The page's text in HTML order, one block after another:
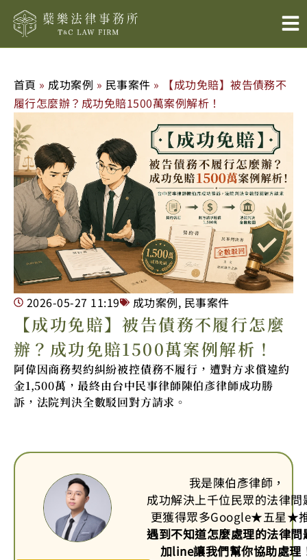
首頁 » 成功案例 » 民事案件 »
【成功免賠】被告債務不
履行怎麼辦？成功免賠1500萬案例解析！
2026-05-27 11:19 成功案例, 民事案件
【成功免賠】被告債務不履行怎麼
辦？成功免賠1500萬案例解析！
阿偉因商務契約糾紛被控債務不履行，遭對方求償違約
金1,500萬，最終由台中民事律師陳伯彥律師成功勝
訴，法院判決全數駁回對方請求。
我是陳伯彥律師，
成功解決上千位民眾的法律問
更獲得眾多Google★五星★
遇到不知道怎麼處理的法律問
加line讓我們幫你協助處理